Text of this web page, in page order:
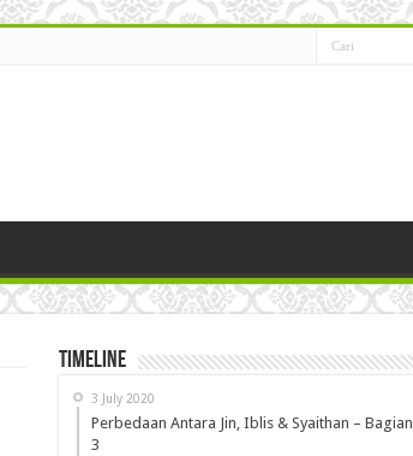
Timeline
3 July 2020
Perbedaan Antara Jin, Iblis & Syaithan – Bagian
3